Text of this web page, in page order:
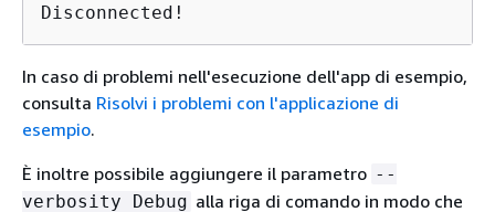
Disconnected!
In caso di problemi nell'esecuzione dell'app di esempio,
consulta Risolvi i problemi con l'applicazione di
esempio.
È inoltre possibile aggiungere il parametro --
verbosity Debug alla riga di comando in modo che